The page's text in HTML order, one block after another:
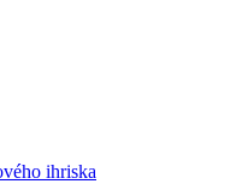
ihriska